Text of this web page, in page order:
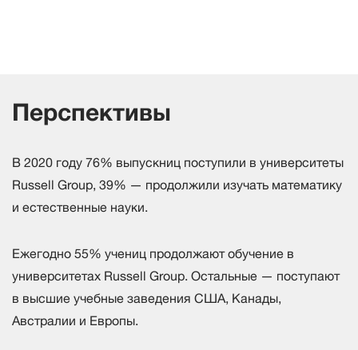
Перспективы
В 2020 году 76% выпускниц поступили в университеты
Russell Group, 39% — продолжили изучать математику
и естественные науки.
Ежегодно 55% учениц продолжают обучение в
университетах Russell Group. Остальные — поступают
в высшие учебные заведения США, Канады,
Австралии и Европы.